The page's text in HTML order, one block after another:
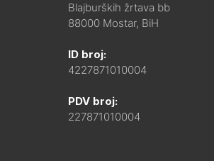
Blajburških žrtava bb
88000 Mostar, BiH
ID broj:
4227871010004
PDV broj:
227871010004